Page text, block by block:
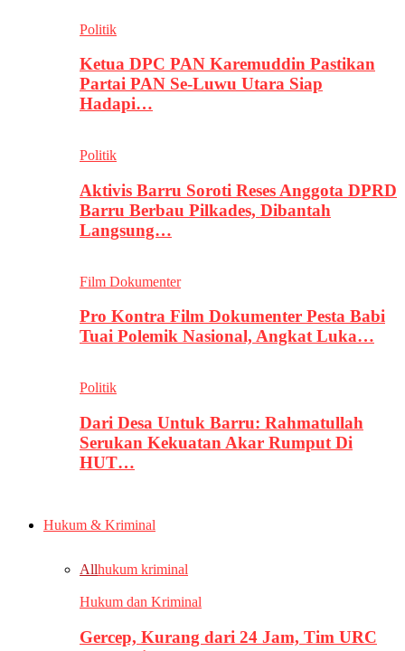
Politik
Ketua DPC PAN Karemuddin Pastikan
Partai PAN Se-Luwu Utara Siap
Hadapi…
Politik
Aktivis Barru Soroti Reses Anggota DPRD
Barru Berbau Pilkades, Dibantah
Langsung…
Film Dokumenter
Pro Kontra Film Dokumenter Pesta Babi
Tuai Polemik Nasional, Angkat Luka…
Politik
Dari Desa Untuk Barru: Rahmatullah
Serukan Kekuatan Akar Rumput Di
HUT…
Hukum & Kriminal
Allhukum kriminal
Hukum dan Kriminal
Gercep, Kurang dari 24 Jam, Tim URC